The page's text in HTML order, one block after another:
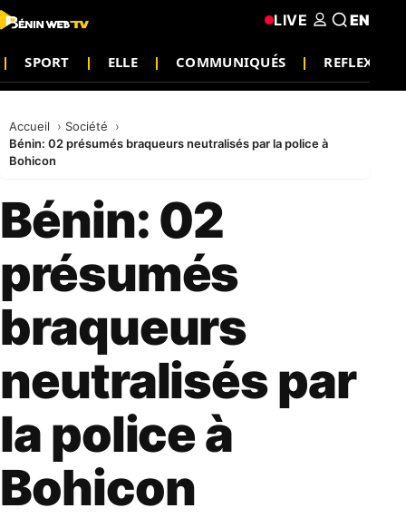
SPORT ELLE COMMUNIQUÉS REFLEXION
LIVE EN
Accueil
Société
Bénin: 02 présumés braqueurs neutralisés par la police à
Bohicon
Bénin: 02
présumés
braqueurs
neutralisés par
la police à
Bohicon